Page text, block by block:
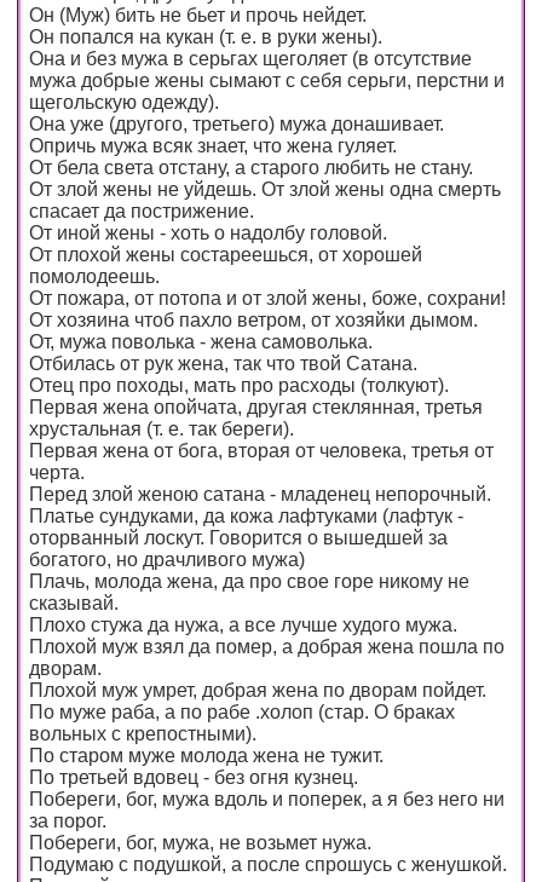
Он (Муж) бить не бьет и прочь нейдет.
Он попался на кукан (т. е. в руки жены).
Она и без мужа в серьгах щеголяет (в отсутствие
мужа добрые жены сымают с себя серьги, перстни и
щегольскую одежду).
Она уже (другого, третьего) мужа донашивает.
Опричь мужа всяк знает, что жена гуляет.
От бела света отстану, а старого любить не стану.
От злой жены не уйдешь. От злой жены одна смерть
спасает да пострижение.
От иной жены - хоть о надолбу головой.
От плохой жены состареешься, от хорошей
помолодеешь.
От пожара, от потопа и от злой жены, боже, сохрани!
От хозяина чтоб пахло ветром, от хозяйки дымом.
От, мужа поволька - жена самоволька.
Отбилась от рук жена, так что твой Сатана.
Отец про походы, мать про расходы (толкуют).
Первая жена опойчата, другая стеклянная, третья
хрустальная (т. е. так береги).
Первая жена от бога, вторая от человека, третья от
черта.
Перед злой женою сатана - младенец непорочный.
Платье сундуками, да кожа лафтуками (лафтук -
оторванный лоскут. Говорится о вышедшей за
богатого, но драчливого мужа)
Плачь, молода жена, да про свое горе никому не
сказывай.
Плохо стужа да нужа, а все лучше худого мужа.
Плохой муж взял да помер, а добрая жена пошла по
дворам.
Плохой муж умрет, добрая жена по дворам пойдет.
По муже раба, а по рабе .холоп (стар. О браках
вольных с крепостными).
По старом муже молода жена не тужит.
По третьей вдовец - без огня кузнец.
Побереги, бог, мужа вдоль и поперек, а я без него ни
за порог.
Побереги, бог, мужа, не возьмет нужа.
Подумаю с подушкой, а после спрошусь с женушкой.